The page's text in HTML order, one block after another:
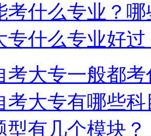
考什么专业？
专什么专业好过
考大专一般都
考大专有哪些科
型有几个模块？